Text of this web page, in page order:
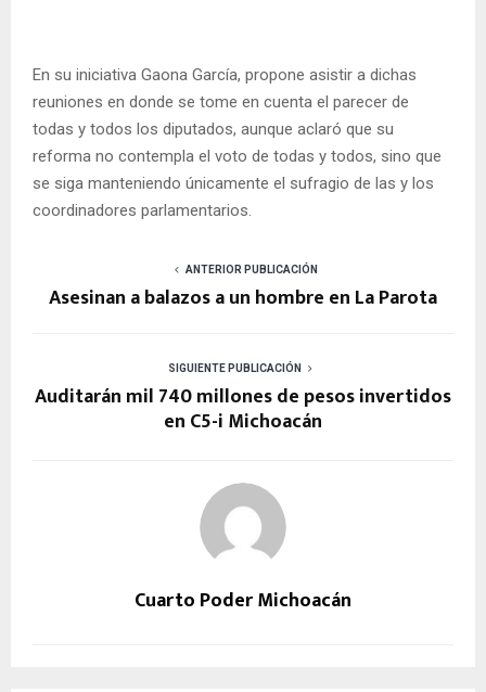
En su iniciativa Gaona García, propone asistir a dichas
reuniones en donde se tome en cuenta el parecer de
todas y todos los diputados, aunque aclaró que su
reforma no contempla el voto de todas y todos, sino que
se siga manteniendo únicamente el sufragio de las y los
coordinadores parlamentarios.
ANTERIOR PUBLICACIÓN
Asesinan a balazos a un hombre en La Parota
SIGUIENTE PUBLICACIÓN
Auditarán mil 740 millones de pesos invertidos
en C5-i Michoacán
Cuarto Poder Michoacán